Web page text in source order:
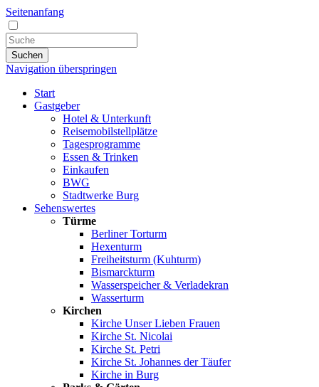
Seitenanfang
Suchen
Navigation überspringen
Start
Gastgeber
Hotel & Unterkunft
Reisemobilstellplätze
Tagesprogramme
Essen & Trinken
Einkaufen
BWG
Stadtwerke Burg
Sehenswertes
Türme
Berliner Torturm
Hexenturm
Freiheitsturm (Kuhturm)
Bismarckturm
Wasserspeicher & Verladekran
Wasserturm
Kirchen
Kirche Unser Lieben Frauen
Kirche St. Nicolai
Kirche St. Petri
Kirche St. Johannes der Täufer
Kirche in Burg